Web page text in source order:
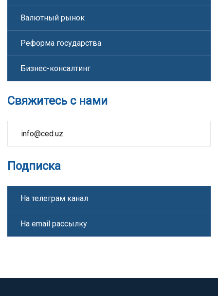
Валютный рынок
Реформа государства
Бизнес-консалтинг
Свяжитесь с нами
info@ced.uz
Подписка
На телеграм канал
На email рассылку